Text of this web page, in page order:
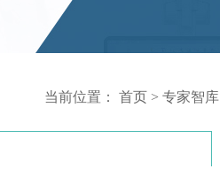
当前位置： 首页 > 专家智库